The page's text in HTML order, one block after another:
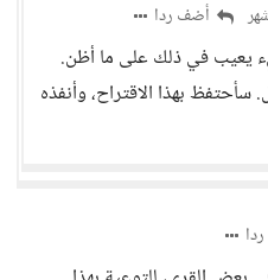
أضف ردا
يعيب في ذلك على ما أظن.
بهذا الاقتراح، وأنفذه